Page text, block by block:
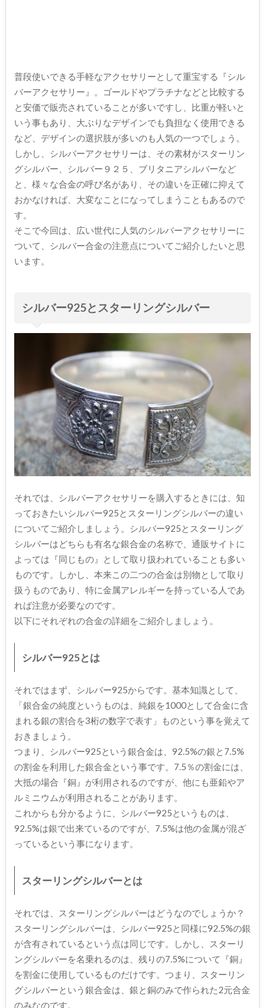
普段使いできる手軽なアクセサリーとして重宝する『シル
バーアクセサリー』。ゴールドやプラチナなどと比較する
と安価で販売されていることが多いですし、比重が軽いと
いう事もあり、大ぶりなデザインでも負担なく使用できる
など、デザインの選択肢が多いのも人気の一つでしょう。
しかし、シルバーアクセサリーは、その素材がスターリン
グシルバー、シルバー９２５、ブリタニアシルバーなど
と、様々な合金の呼び名があり、その違いを正確に抑えて
おかなければ、大変なことになってしまうこともあるので
す。
そこで今回は、広い世代に人気のシルバーアクセサリーに
ついて、シルバー合金の注意点についてご紹介したいと思
います。
シルバー925とスターリングシルバー
それでは、シルバーアクセサリーを購入するときには、知
っておきたいシルバー925とスターリングシルバーの違い
についてご紹介しましょう。シルバー925とスターリング
シルバーはどちらも有名な銀合金の名称で、通販サイトに
よっては『同じもの』として取り扱われていることも多い
ものです。しかし、本来この二つの合金は別物として取り
扱うものであり、特に金属アレルギーを持っている人であ
れば注意が必要なのです。
以下にそれぞれの合金の詳細をご紹介しましょう。
シルバー925とは
それではまず、シルバー925からです。基本知識として、
「銀合金の純度というものは、純銀を1000として合金に含
まれる銀の割合を3桁の数字で表す」ものという事を覚えて
おきましょう。
つまり、シルバー925という銀合金は、92.5%の銀と7.5%
の割金を利用した銀合金という事です。7.5％の割金には、
大抵の場合『銅』が利用されるのですが、他にも亜鉛やア
ルミニウムが利用されることがあります。
これからも分かるように、シルバー925というものは、
92.5%は銀で出来ているのですが、7.5%は他の金属が混ざ
っているという事になります。
スターリングシルバーとは
それでは、スターリングシルバーはどうなのでしょうか？
スターリングシルバーは、シルバー925と同様に92.5%の銀
が含有されているという点は同じです。しかし、スターリ
ングシルバーを名乗れるのは、残りの7.5%について『銅』
を割金に使用しているものだけです。つまり、スターリン
グシルバーという銀合金は、銀と銅のみで作られた2元合金
のみなのです。